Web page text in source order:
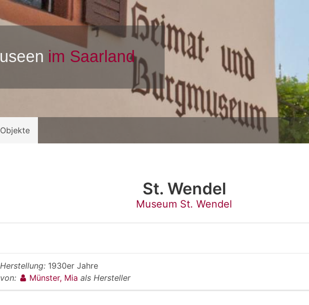
Objekte
St. Wendel
Museum St. Wendel
Herstellung: 1930er Jahre
von:
Münster, Mia als Hersteller